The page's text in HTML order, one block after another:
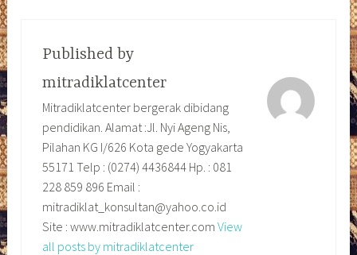
Published by
mitradiklatcenter
Mitradiklatcenter bergerak dibidang
pendidikan. Alamat :Jl. Nyi Ageng Nis,
Pilahan KG I/626 Kota gede Yogyakarta
55171 Telp : (0274) 4436844 Hp. : 081
228 859 896 Email :
mitradiklat_konsultan@yahoo.co.id
Site : www.mitradiklatcenter.com View
all posts by mitradiklatcenter